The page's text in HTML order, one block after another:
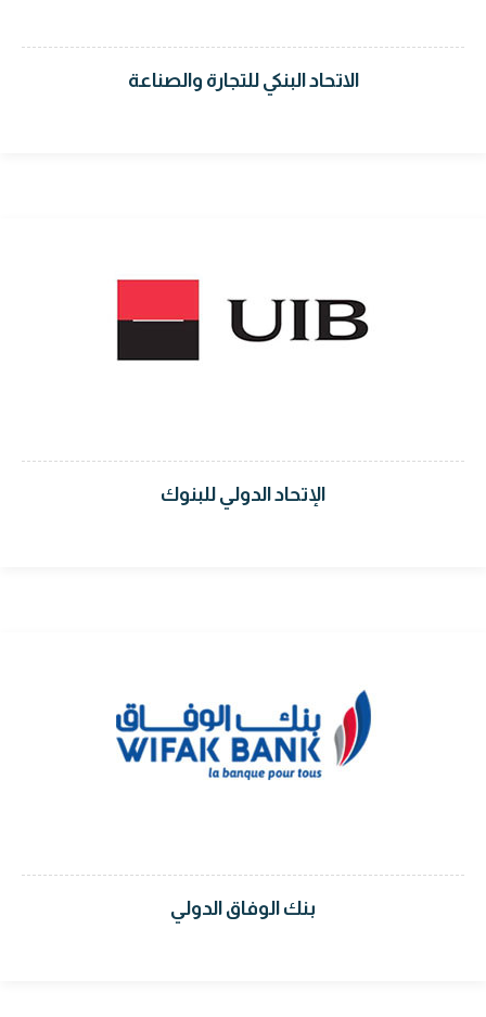
الاتحاد البنكي للتجارة والصناعة
الإتحاد الدولي للبنوك
بنك الوفاق الدولي